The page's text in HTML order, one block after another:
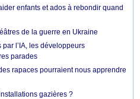
enfants et ados à rebondir quand
de la guerre en Ukraine
l’IA, les développeurs
parades
rapaces pourraient nous apprendre
gazières ?